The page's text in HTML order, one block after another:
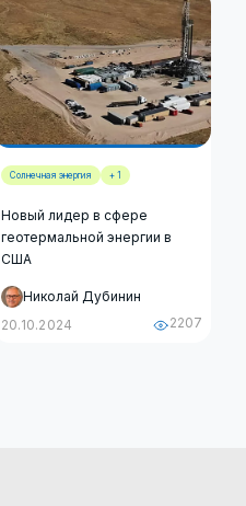
Солнечная энергия + 1
Новый лидер в сфере
геотермальной энергии в
США
Николай Дубинин
20.10.2024
2207